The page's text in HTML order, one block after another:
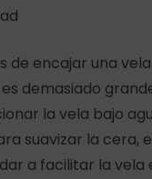
de encajar una
demasiado
la vela bajo
suavizar la cera,
a facilitar la vela